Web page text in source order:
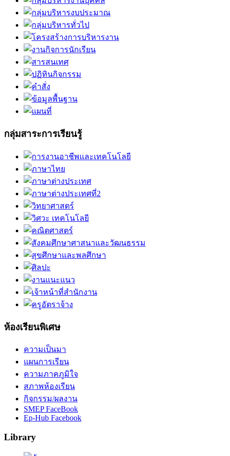
กลุ่มสาระการเรียนรู้
ห้องเรียนพิเศษ
ความเป็นมา
แผนการเรียน
ความภาคภูมิใจ
สภาพห้องเรียน
กิจกรรม/ผลงาน
SMEP FaceBook
Ep-Hub Facebook
Library